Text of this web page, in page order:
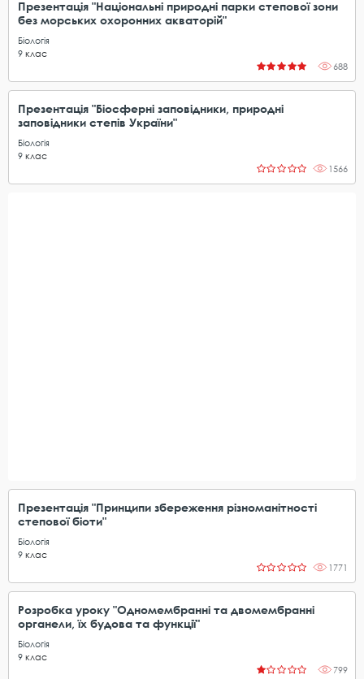
Презентація "Національні природні парки степової зони
без морських охоронних акваторій"
Біологія
9 клас
688
Презентація "Біосферні заповідники, природні
заповідники степів України"
Біологія
9 клас
1566
Презентація "Принципи збереження різноманітності
степової біоти"
Біологія
9 клас
1771
Розробка уроку "Одномембранні та двомембранні
органели, їх будова та функції"
Біологія
9 клас
799